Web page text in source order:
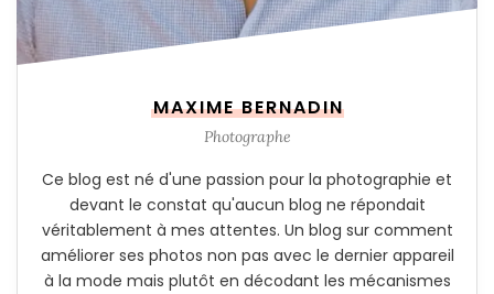
MAXIME BERNADIN
Photographe
Ce blog est né d'une passion pour la photographie et
devant le constat qu'aucun blog ne répondait
véritablement à mes attentes. Un blog sur comment
améliorer ses photos non pas avec le dernier appareil
à la mode mais plutôt en décodant les mécanismes